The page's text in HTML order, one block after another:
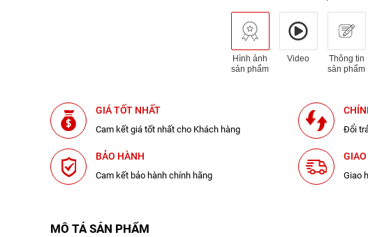
Hình ảnh
sản phẩm
Video
Thông tin
sản phẩm
GIÁ TỐT NHẤT
Cam kết giá tốt nhất cho Khách hàng Đổi
BẢO HÀNH
Cam kết bảo hành chính hãng Giao
MÔ TẢ SẢN PHẨM